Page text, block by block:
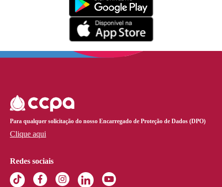
Para qualquer solicitação do nosso Encarregado de Proteção de Dados (DPO)
Clique aqui
Redes sociais